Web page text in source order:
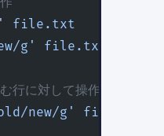
file.txt
g' file.txt
行に対して操作
new/g' file.txt